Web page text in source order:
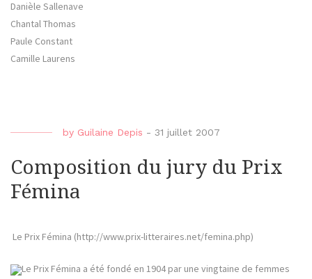
Danièle Sallenave
Chantal Thomas
Paule Constant
Camille Laurens
by Guilaine Depis - 31 juillet 2007
Composition du jury du Prix
Fémina
Le Prix Fémina (http://www.prix-litteraires.net/femina.php)
Le Prix Fémina a été fondé en 1904 par une vingtaine de femmes